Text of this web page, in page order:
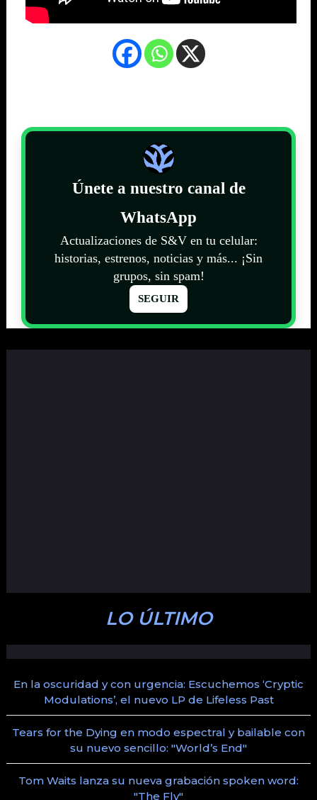
Únete a nuestro canal de
WhatsApp
Actualizaciones de S&V en tu celular:
historias, estrenos, noticias y más... ¡Sin
grupos, sin spam!
SEGUIR
LO ÚLTIMO
En la oscuridad y con urgencia: Escuchemos ‘Cryptic
Modulations’, el nuevo LP de Lifeless Past
Tears for the Dying en modo espectral y bailable con
su nuevo sencillo: "World’s End"
Tom Waits lanza su nueva grabación spoken word:
"The Fly"